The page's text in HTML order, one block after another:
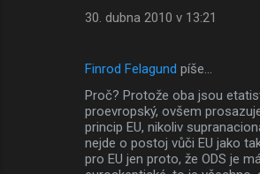
30. dubna 2010 v 13:21
Finrod Felagund píše…
Proč? Protože oba jsou
proevropský, ovšem
princip EU, nikoliv
nejde o postoj vůči EU jako
pro EU jen proto, že ODS je